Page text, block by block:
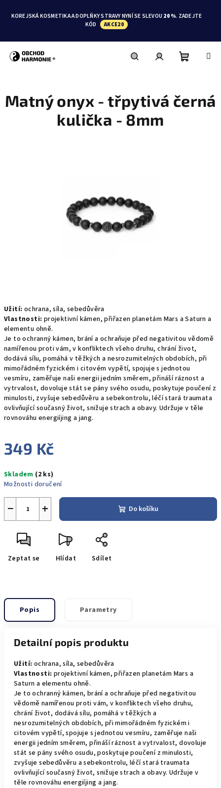
KOREJSKÁ KOSMETIKA A DOPLŇKY STRAVY NYNÍ SE SLEVOU 20 %. ZADEJTE
KÓD
AKCE20
košík
Užití: ochrana, síla, sebedůvěra
Vlastnosti: projektivní kámen, přiřazen planetám Mars a Saturn a
elementu ohně.
Je to ochranný kámen, brání a ochraňuje před negativitou vědomě
namířenou proti vám, v konfliktech všeho druhu, chrání život,
dodává sílu, pomáhá v těžkých a nesrozumitelných obdobích, při
mimořádném fyzickém i citovém vypětí, spojuje s jednotou
vesmíru, zaměřuje naši energii jedním směrem, přináší ráznost a
vytrvalost, dovoluje stát se pány svého osudu, poskytuje poučení z
minulosti, zvyšuje sebedůvěru a sebekontrolu, léčí stará traumata
ovlivňující současný život, snižuje strach a obavy. Udržuje v těle
rovnováhu energiíjing a jang.
349 Kč
cena:
Skladem (2 ks)
Možnosti doručení
+
− Do košíku
Zeptat se Hlídat Sdílet
Matný onyx - třpytivá černá
kulička - 8mm
Popis Parametry
Detailní popis produktu
Užití: ochrana, síla, sebedůvěra
Vlastnosti: projektivní kámen, přiřazen planetám Mars a
Saturn a elementu ohně.
Je to ochranný kámen, brání a ochraňuje před negativitou
vědomě namířenou proti vám, v konfliktech všeho druhu,
chrání život, dodává sílu, pomáhá v těžkých a
nesrozumitelných obdobích, při mimořádném fyzickém i
citovém vypětí, spojuje s jednotou vesmíru, zaměřuje naši
energii jedním směrem, přináší ráznost a vytrvalost, dovoluje
stát se pány svého osudu, poskytuje poučení z minulosti,
zvyšuje sebedůvěru a sebekontrolu, léčí stará traumata
ovlivňující současný život, snižuje strach a obavy. Udržuje v
těle rovnováhu energiíjing a jang.